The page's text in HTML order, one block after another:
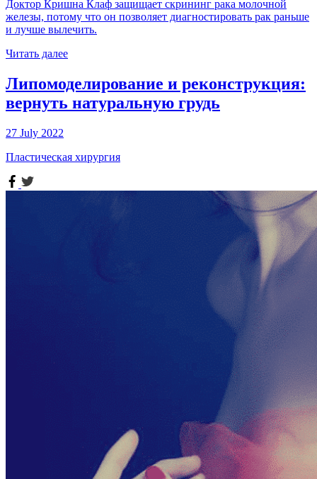
Доктор Кришна Клаф защищает скрининг рака молочной
железы, потому что он позволяет диагностировать рак раньше
и лучше вылечить.
Читать далее
Липомоделирование и реконструкция:
вернуть натуральную грудь
27 July 2022
Пластическая хирургия